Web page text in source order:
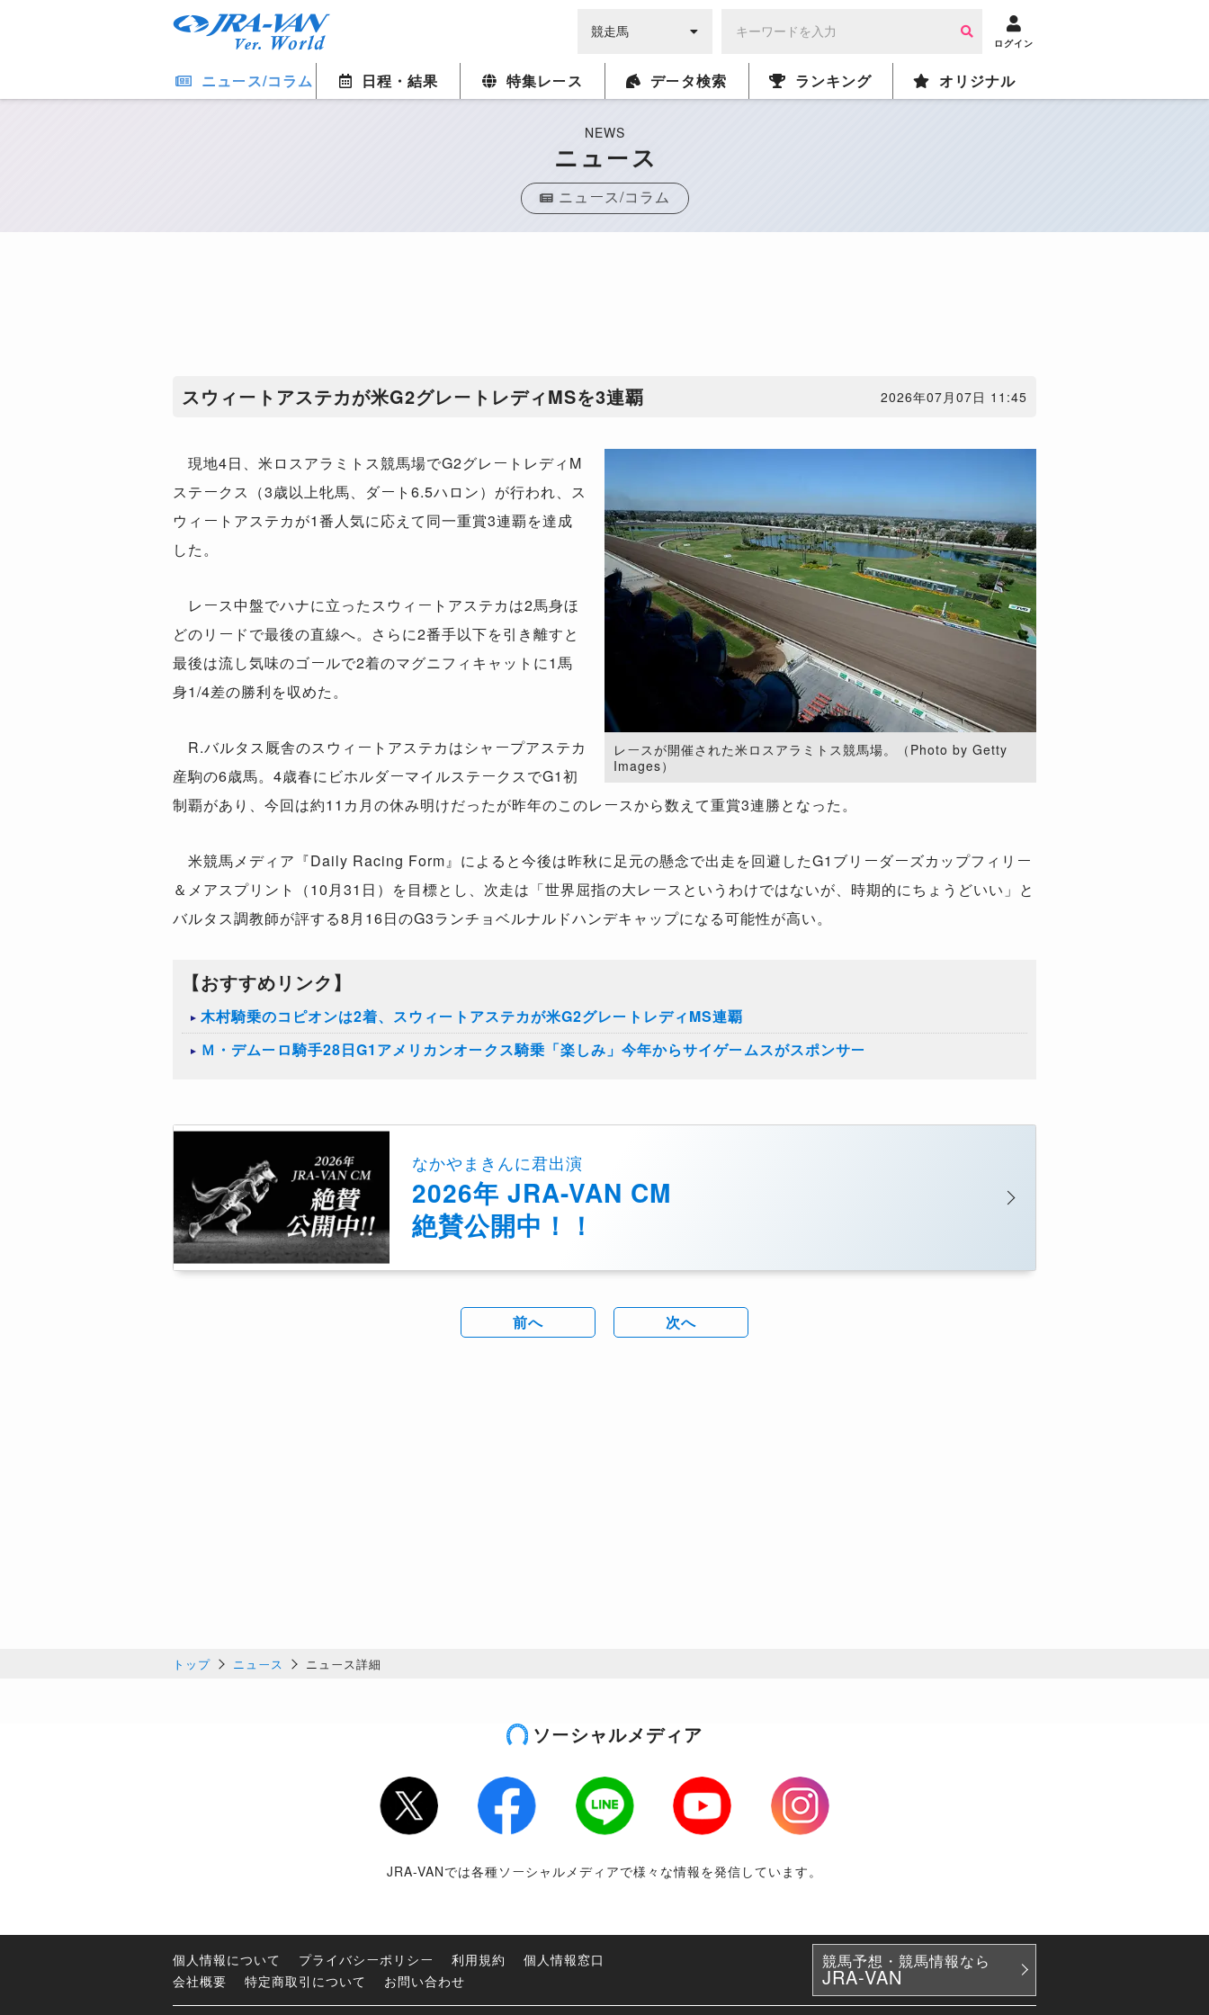
ログイン
ニュース/コラム 日程・結果 特集レース データ検索 ランキング オリジナル
NEWS
ニュース
ニュース/コラム
​スウィートアステカが米G2グレートレディMSを3連覇 2026年07月07日 11:45
レースが開催された米ロスアラミトス競馬場。（Photo by Getty
Images）
現地4日、米ロスアラミトス競馬場でG2グレートレディM
ステークス（3歳以上牝馬、ダート6.5ハロン）が行われ、ス
ウィートアステカが1番人気に応えて同一重賞3連覇を達成
した。
レース中盤でハナに立ったスウィートアステカは2馬身ほ
どのリードで最後の直線へ。さらに2番手以下を引き離すと
最後は流し気味のゴールで2着のマグニフィキャットに1馬
身1/4差の勝利を収めた。
R.バルタス厩舎のスウィートアステカはシャープアステカ
産駒の6歳馬。4歳春にビホルダーマイルステークスでG1初
制覇があり、今回は約11カ月の休み明けだったが昨年のこのレースから数えて重賞3連勝となった。
米競馬メディア『Daily Racing Form』によると今後は昨秋に足元の懸念で出走を回避したG1ブリーダーズカップフィリー
＆メアスプリント（10月31日）を目標とし、次走は「世界屈指の大レースというわけではないが、時期的にちょうどいい」と
バルタス調教師が評する8月16日のG3ランチョベルナルドハンデキャップになる可能性が高い。
【おすすめリンク】
木村騎乗のコピオンは2着、スウィートアステカが米G2グレートレディMS連覇
Ｍ・デムーロ騎手28日G1アメリカンオークス騎乗「楽しみ」今年からサイゲームスがスポンサー
なかやまきんに君出演
2026年 JRA-VAN CM
絶賛公開中！！
前へ 次へ
トップ ニュース ニュース詳細
ソーシャルメディア
Twitter Facebook LINE Youtube
Instagram
JRA-VANでは各種ソーシャルメディアで様々な情報を発信しています。
個人情報について プライバシーポリシー 利用規約
個人情報窓口
会社概要
特定商取引について お問い合わせ
競馬予想・競馬情報なら
JRA-VAN